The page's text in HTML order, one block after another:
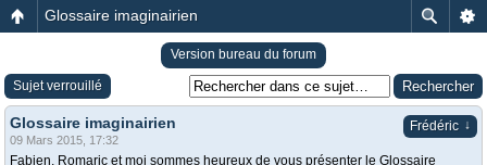
Glossaire imaginairien
Version bureau du forum
Sujet verrouillé
Frédéric ↓
Glossaire imaginairien
09 Mars 2015, 17:32
Fabien, Romaric et moi sommes heureux de vous présenter le Glossaire